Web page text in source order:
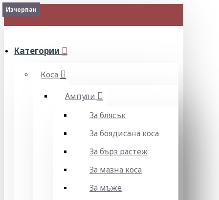
МЕНЮ
Категории
Коса
Ампули
За блясък
За боядисана коса
За бърз растеж
За мазна коса
За мъже
Изчерпан
Изчерпан